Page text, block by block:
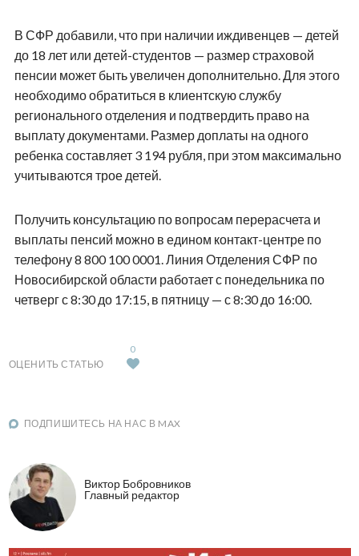
В СФР добавили, что при наличии иждивенцев — детей
до 18 лет или детей-студентов — размер страховой
пенсии может быть увеличен дополнительно. Для этого
необходимо обратиться в клиентскую службу
регионального отделения и подтвердить право на
выплату документами. Размер доплаты на одного
ребенка составляет 3 194 рубля, при этом максимально
учитываются трое детей.
Получить консультацию по вопросам перерасчета и
выплаты пенсий можно в едином контакт-центре по
телефону 8 800 100 0001. Линия Отделения СФР по
Новосибирской области работает с понедельника по
четверг с 8:30 до 17:15, в пятницу — с 8:30 до 16:00.
ОЦЕНИТЬ СТАТЬЮ
0
ПОДПИШИТЕСЬ НА НАС В MAX
Виктор Бобровников
Главный редактор